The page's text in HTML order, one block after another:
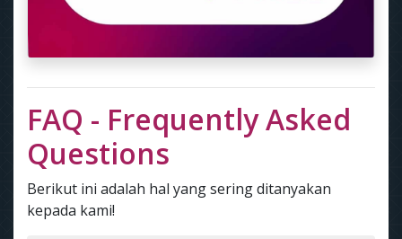
FAQ - Frequently Asked
Questions
Berikut ini adalah hal yang sering ditanyakan
kepada kami!